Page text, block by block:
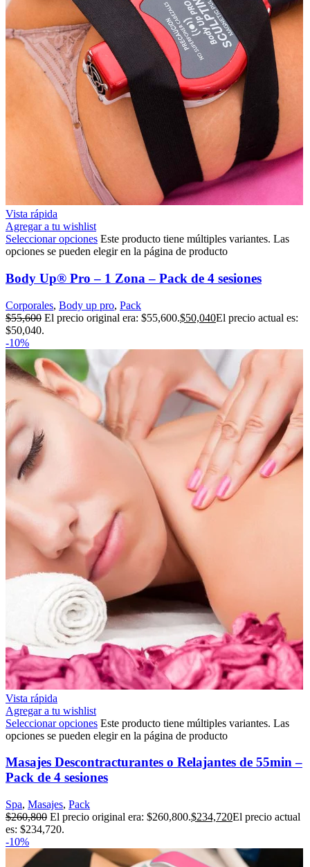
Vista rápida
Agregar a tu wishlist
Seleccionar opciones Este producto tiene múltiples variantes. Las
opciones se pueden elegir en la página de producto
Body Up® Pro – 1 Zona – Pack de 4 sesiones
Corporales, Body up pro, Pack
$55,600 El precio original era: $55,600.$50,040El precio actual es:
$50,040.
-10%
Vista rápida
Agregar a tu wishlist
Seleccionar opciones Este producto tiene múltiples variantes. Las
opciones se pueden elegir en la página de producto
Masajes Descontracturantes o Relajantes de 55min –
Pack de 4 sesiones
Spa, Masajes, Pack
$260,800 El precio original era: $260,800.$234,720El precio actual
es: $234,720.
-10%